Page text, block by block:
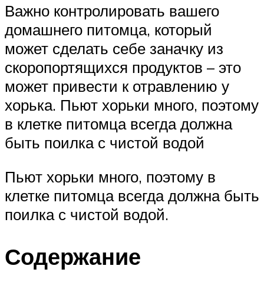
Важно контролировать вашего
домашнего питомца, который
может сделать себе заначку из
скоропортящихся продуктов – это
может привести к отравлению у
хорька. Пьют хорьки много, поэтому
в клетке питомца всегда должна
быть поилка с чистой водой
Пьют хорьки много, поэтому в
клетке питомца всегда должна быть
поилка с чистой водой.
Содержание